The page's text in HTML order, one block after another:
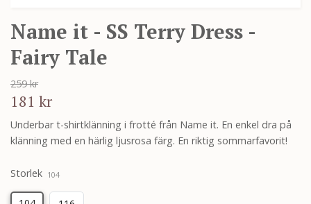
Name it - SS Terry Dress -
Fairy Tale
259 kr
181 kr
Underbar t-shirtklänning i frotté från Name it. En enkel dra på
klänning med en härlig ljusrosa färg. En riktig sommarfavorit!
Storlek 104